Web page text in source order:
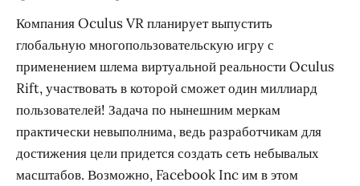
Компания Oculus VR планирует выпустить
глобальную многопользовательскую игру с
применением шлема виртуальной реальности Oculus
Rift, участвовать в которой сможет один миллиард
пользователей! Задача по нынешним меркам
практически невыполнима, ведь разработчикам для
достижения цели придется создать сеть небывалых
масштабов. Возможно, Facebook Inc им в этом